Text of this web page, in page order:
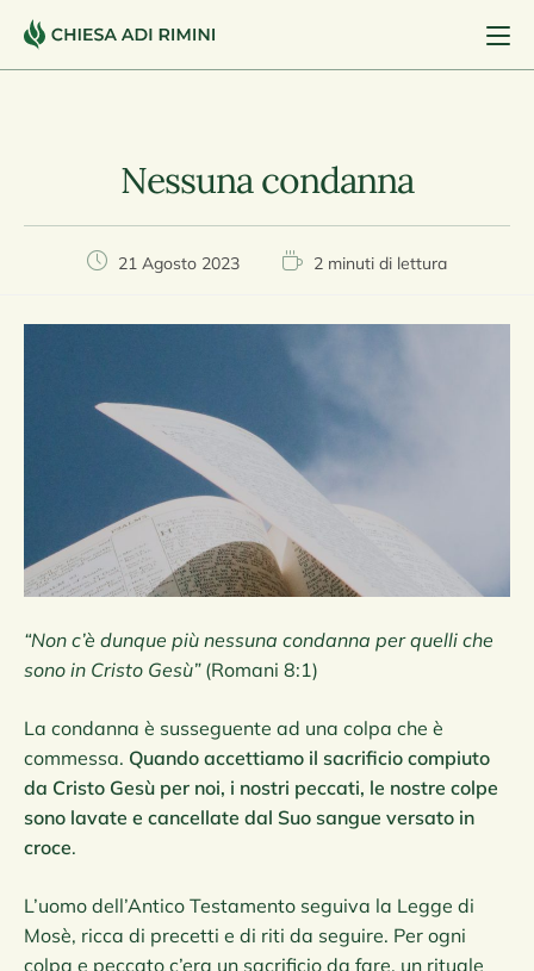
Nessuna condanna
21 Agosto 2023 2 minuti di lettura
“Non c’è dunque più nessuna condanna per quelli che
sono in Cristo Gesù” (Romani 8:1)
La condanna è susseguente ad una colpa che è
commessa. Quando accettiamo il sacrificio compiuto
da Cristo Gesù per noi, i nostri peccati, le nostre colpe
sono lavate e cancellate dal Suo sangue versato in
croce.
L’uomo dell’Antico Testamento seguiva la Legge di
Mosè, ricca di precetti e di riti da seguire. Per ogni
colpa e peccato c’era un sacrificio da fare, un rituale